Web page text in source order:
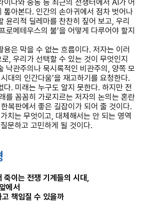
이나와 중동 등 최근의 전쟁터에서 AI가 어
톺아본다. 인간의 손아귀에서 점차 벗어나
윤리적 딜레마를 찬찬히 짚어 보고, 우리
로메테우스의 불’을 어떻게 다루어야 할지
용은 막을 수 없는 흐름이다. 저자는 이러
, 우리가 선택할 수 있는 것이 무엇인지
낙관주의나 묵시록적인 비관주의, 양쪽 모
대의 인간다움’을 재고하기를 요청한다.
다. 미래는 누구도 알지 못한다. 하지만 전
를 꼼꼼히 가로지르는 저자의 논의는 혼란
한복판에서 좋은 길잡이가 되어 줄 것이다.
치는 무엇이고, 대체해서는 안 되는 영역
문하고 고민하게 될 것이다.
이는 전쟁 기계들의 시대,
에서
책임질 수 있을까